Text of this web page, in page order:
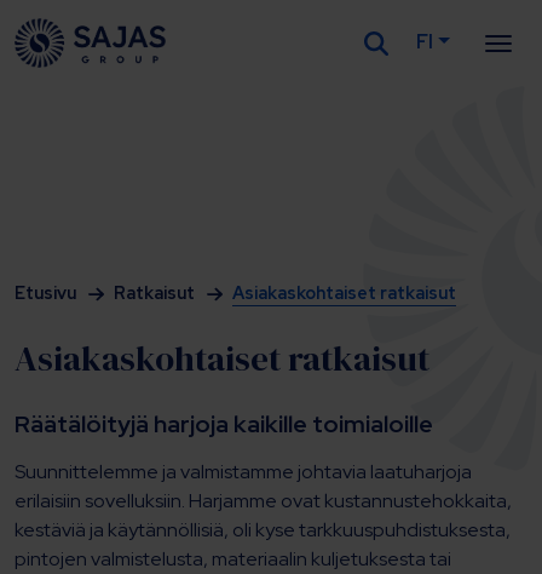
Siirry sisältöön
FI
Etusivu Ratkaisut Asiakaskohtaiset ratkaisut
Asiakaskohtaiset ratkaisut
Räätälöityjä harjoja kaikille toimialoille
Suunnittelemme ja valmistamme johtavia laatuharjoja
erilaisiin sovelluksiin. Harjamme ovat kustannustehokkaita,
kestäviä ja käytännöllisiä, oli kyse tarkkuuspuhdistuksesta,
pintojen valmistelusta, materiaalin kuljetuksesta tai